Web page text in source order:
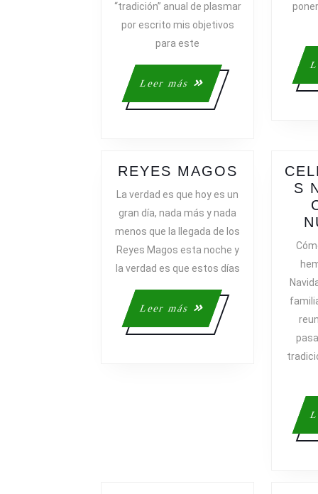
“tradición” anual de plasmar
por escrito mis objetivos
para este
Leer más
Leer
más
REYES MAGOS REYES
MAGOS
La verdad es que hoy es un
gran día, nada más y nada
menos que la llegada de los
Reyes Magos esta noche y
la verdad es que estos días
Leer más
Leer
más
S